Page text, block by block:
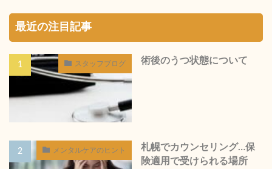
最近の注目記事
スタッフブログ 術後のうつ状態について
メンタルケアのヒント
札幌でカウンセリング…保
険適用で受けられる場所